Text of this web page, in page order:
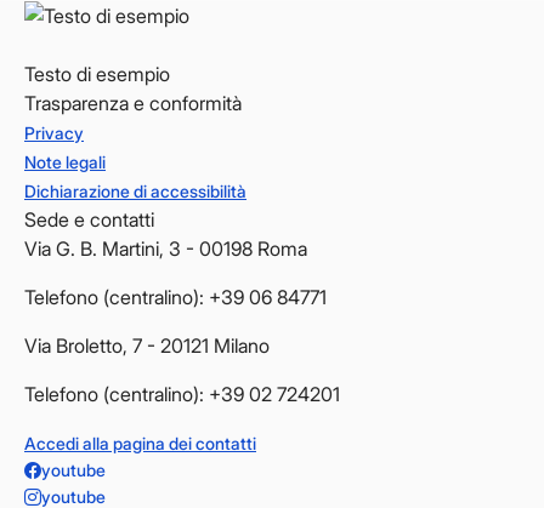
Testo di esempio
Trasparenza e conformità
Privacy
Note legali
Dichiarazione di accessibilità
Sede e contatti
Via G. B. Martini, 3 - 00198 Roma
Telefono (centralino): +39 06 84771
Via Broletto, 7 - 20121 Milano
Telefono (centralino): +39 02 724201
Accedi alla pagina dei contatti
youtube
youtube